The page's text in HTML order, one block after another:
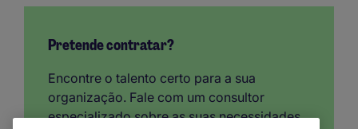
Pretende contratar?
Encontre o talento certo para a sua
organização. Fale com um consultor
especializado sobre as suas necessidades